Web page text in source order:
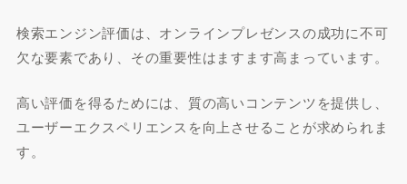
検索エンジン評価は、オンラインプレゼンスの成功に不可
欠な要素であり、その重要性はますます高まっています。
高い評価を得るためには、質の高いコンテンツを提供し、
ユーザーエクスペリエンスを向上させることが求められま
す。